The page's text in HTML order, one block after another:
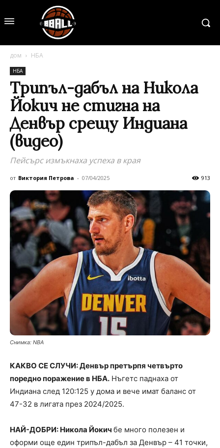
дом НБА
НБА
Трипъл-дабъл на Никола
Йокич не стигна на
Денвър срещу Индиана
(видео)
Пейсърс измъкнаха успеха в края
от Виктория Петрова - 07/04/2025 913
Снимка: NBA
КАКВО СЕ СЛУЧИ: Денвър претърпя четвърто
поредно поражение в НБА. Нъгетс паднаха от
Индиана след 120:125 у дома и вече имат баланс от
47-32 в лигата през 2024/2025.
НАЙ-ДОБРИ: Никола Йокич бе много полезен и
оформи още един трипъл-дабъл за Денвър – 41 точки,